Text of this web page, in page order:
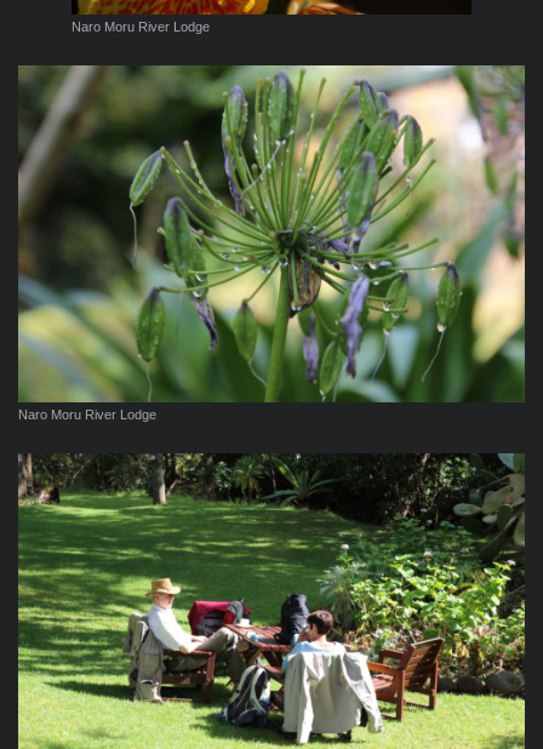
Naro Moru River Lodge
Naro Moru River Lodge